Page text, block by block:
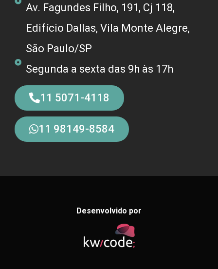
Av. Fagundes Filho, 191, Cj 118,
Edifício Dallas, Vila Monte Alegre,
São Paulo/SP
Segunda a sexta das 9h às 17h
11 5071-4118
11 98149-8584
Desenvolvido por